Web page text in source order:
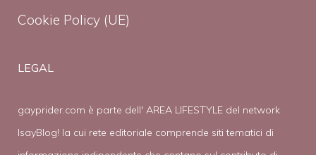
Cookie Policy (UE)
LEGAL
gayprider.com è parte dell' AREA LIFESTYLE del network
IsayBlog! la cui rete editoriale comprende siti tematici di